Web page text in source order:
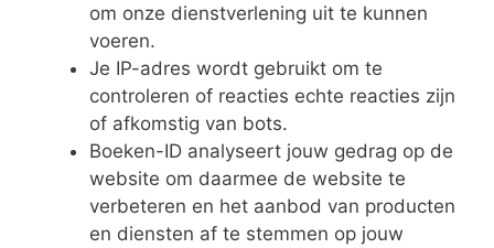
om onze dienstverlening uit te kunnen
voeren.
Je IP-adres wordt gebruikt om te
controleren of reacties echte reacties zijn
of afkomstig van bots.
Boeken-ID analyseert jouw gedrag op de
website om daarmee de website te
verbeteren en het aanbod van producten
en diensten af te stemmen op jouw